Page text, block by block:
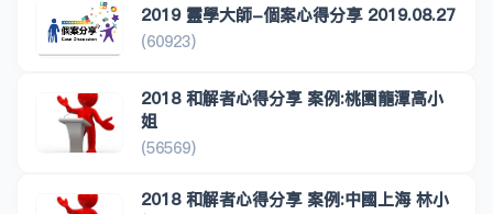
2019 靈學大師-個案心得分享 2019.08.27
(60923)
2018 和解者心得分享 案例:桃園龍潭高小
姐
(56569)
2018 和解者心得分享 案例:中國上海 林小